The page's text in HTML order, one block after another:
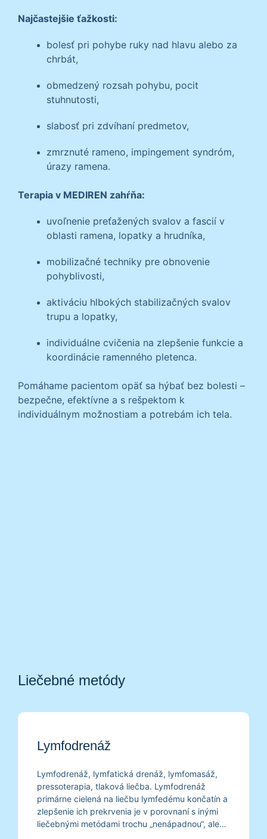
Najčastejšie ťažkosti:
bolesť pri pohybe ruky nad hlavu alebo za
chrbát,
obmedzený rozsah pohybu, pocit
stuhnutosti,
slabosť pri zdvíhaní predmetov,
zmrznuté rameno, impingement syndróm,
úrazy ramena.
Terapia v MEDIREN zahŕňa:
uvoľnenie preťažených svalov a fascií v
oblasti ramena, lopatky a hrudníka,
mobilizačné techniky pre obnovenie
pohyblivosti,
aktiváciu hlbokých stabilizačných svalov
trupu a lopatky,
individuálne cvičenia na zlepšenie funkcie a
koordinácie ramenného pletenca.
Pomáhame pacientom opäť sa hýbať bez bolesti –
bezpečne, efektívne a s rešpektom k
individuálnym možnostiam a potrebám ich tela.
Liečebné metódy
Lymfodrenáž
Lymfodrenáž, lymfatická drenáž, lymfomasáž,
pressoterapia, tlaková liečba. Lymfodrenáž
primárne cielená na liečbu lymfedému končatín a
zlepšenie ich prekrvenia je v porovnaní s inými
liečebnými metódami trochu „nenápadnou“, ale